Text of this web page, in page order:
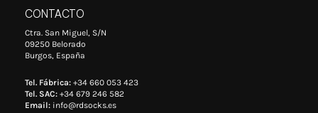
CONTACTO
Ctra. San Miguel, S/N
09250 Belorado
Burgos, España
Tel. Fábrica: +34 660 053 423
Tel. SAC: +34 679 246 582
Email: info@rdsocks.es